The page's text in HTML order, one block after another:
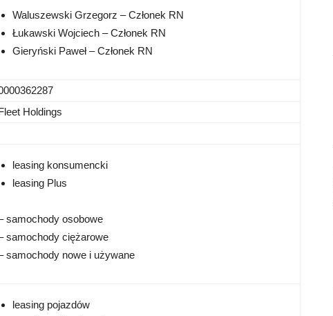
Waluszewski Grzegorz – Członek RN
Łukawski Wojciech – Członek RN
Gieryński Paweł – Członek RN
Holdings
leasing konsumencki
leasing Plus
samochody osobowe
samochody ciężarowe
samochody nowe i używane
leasing pojazdów